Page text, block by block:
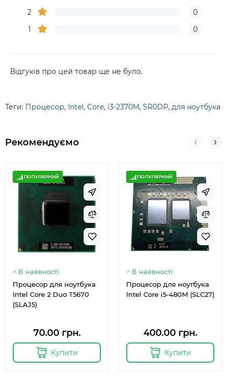
2
0
1
0
Відгуків про цей товар ще не було.
Теги: Процесор, Intel, Core, i3-2370M, SR0DP, для ноутбука
Рекомендуємо
ПОПУЛЯРНИЙ
В наявності
Процесор для ноутбука
Intel Core 2 Duo T5670
(SLAJ5)
70.00 грн.
Купити
ПОПУЛЯРНИЙ
В наявності
Процесор для ноутбука
Intel Core i5-480M (SLC27)
400.00 грн.
Купити